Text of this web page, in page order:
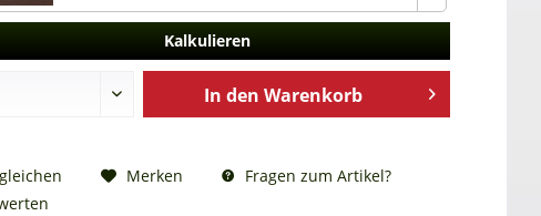
Kalkulieren
In den Warenkorb
Merken
Fragen zum Artikel?